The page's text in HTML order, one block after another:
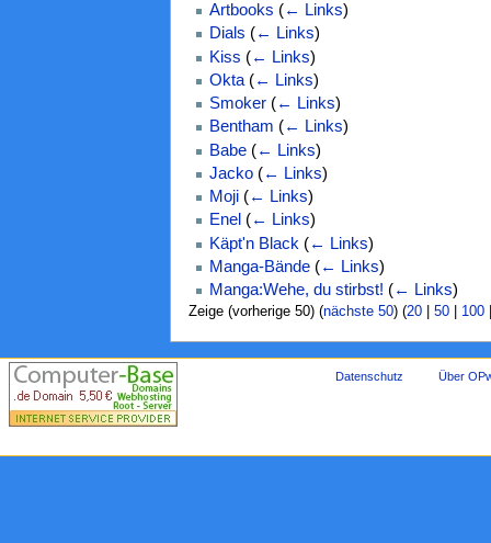
Artbooks (← Links)
Dials (← Links)
Kiss (← Links)
Okta (← Links)
Smoker (← Links)
Bentham (← Links)
Babe (← Links)
Jacko (← Links)
Moji (← Links)
Enel (← Links)
Käpt'n Black (← Links)
Manga-Bände (← Links)
Manga:Wehe, du stirbst! (← Links)
Zeige (vorherige 50) (nächste 50) (20| 50| 100
Datenschutz Über